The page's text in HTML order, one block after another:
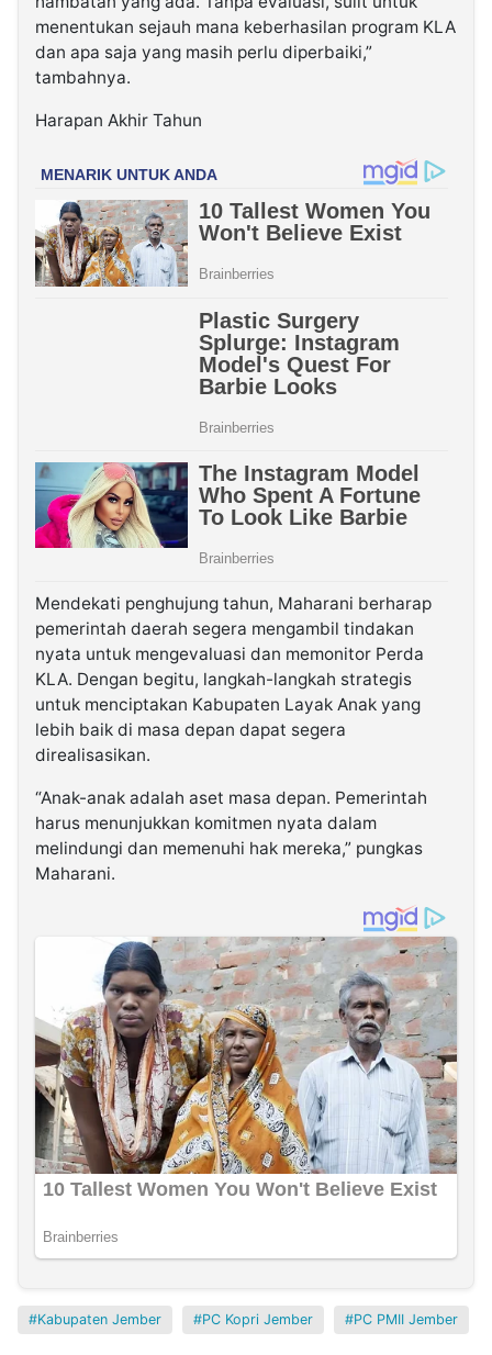
menentukan sejauh mana keberhasilan program KLA
dan apa saja yang masih perlu diperbaiki,”
tambahnya.
Harapan Akhir Tahun
Mendekati penghujung tahun, Maharani berharap
pemerintah daerah segera mengambil tindakan
nyata untuk mengevaluasi dan memonitor Perda
KLA. Dengan begitu, langkah-langkah strategis
untuk menciptakan Kabupaten Layak Anak yang
lebih baik di masa depan dapat segera
direalisasikan.
“Anak-anak adalah aset masa depan. Pemerintah
harus menunjukkan komitmen nyata dalam
melindungi dan memenuhi hak mereka,” pungkas
Maharani.
Kabupaten Jember PC Kopri Jember PC PMII Jember